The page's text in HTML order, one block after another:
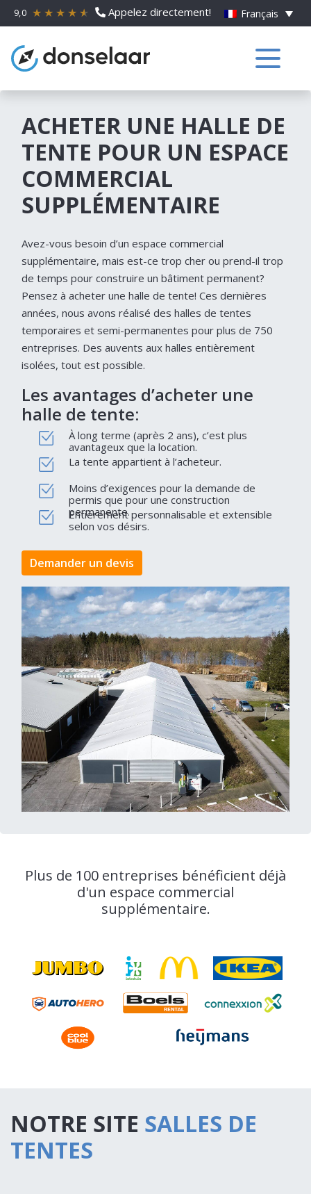
9,0 Appelez directement! Français
ACHETER UNE HALLE DE
TENTE POUR UN ESPACE
COMMERCIAL
SUPPLÉMENTAIRE
Avez-vous besoin d’un espace commercial
supplémentaire, mais est-ce trop cher ou prend-il trop
de temps pour construire un bâtiment permanent?
Pensez à acheter une halle de tente! Ces dernières
années, nous avons réalisé des halles de tentes
temporaires et semi-permanentes pour plus de 750
entreprises. Des auvents aux halles entièrement
isolées, tout est possible.
Les avantages d’acheter une
halle de tente:
À long terme (après 2 ans), c’est plus
avantageux que la location.
La tente appartient à l’acheteur.
Moins d’exigences pour la demande de
permis que pour une construction
permanente.
Entièrement personnalisable et extensible
selon vos désirs.
Demander un devis
Plus de 100 entreprises bénéficient déjà
d'un espace commercial
supplémentaire.
NOTRE SITE SALLES DE
TENTES